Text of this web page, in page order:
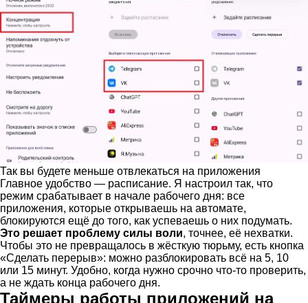
Так вы будете меньше отвлекаться на приложения
Главное удобство — расписание. Я настроил так, что
режим срабатывает в начале рабочего дня: все
приложения, которые открываешь на автомате,
блокируются ещё до того, как успеваешь о них подумать.
Это решает проблему силы воли, точнее, её нехватки.
Чтобы это не превращалось в жёсткую тюрьму, есть кнопка
«Сделать перерыв»: можно разблокировать всё на 5, 10
или 15 минут. Удобно, когда нужно срочно что-то проверить,
а не ждать конца рабочего дня.
Таймеры работы приложений на